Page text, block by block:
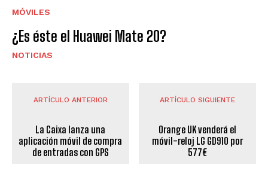
MÓVILES
¿Es éste el Huawei Mate 20?
NOTICIAS
ARTÍCULO ANTERIOR
La Caixa lanza una
aplicación móvil de compra
de entradas con GPS
ARTÍCULO SIGUIENTE
Orange UK venderá el
móvil-reloj LG GD910 por
577€